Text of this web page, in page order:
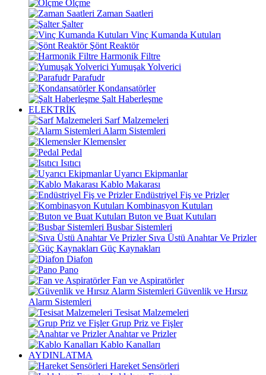
Ölçme
Zaman Saatleri
Şalter
Vinç Kumanda Kutuları
Şönt Reaktör
Harmonik Filtre
Yumuşak Yolverici
Parafudr
Kondansatörler
Şalt Haberleşme
ELEKTRİK
Sarf Malzemeleri
Alarm Sistemleri
Klemensler
Pedal
Isıtıcı
Uyarıcı Ekipmanlar
Kablo Makarası
Endüstriyel Fiş ve Prizler
Kombinasyon Kutuları
Buton ve Buat Kutuları
Busbar Sistemleri
Sıva Üstü Anahtar Ve Prizler
Güç Kaynakları
Diafon
Pano
Fan ve Aspiratörler
Güvenlik ve Hırsız
Alarm Sistemleri
Tesisat Malzemeleri
Grup Priz ve Fişler
Anahtar ve Prizler
Kablo Kanalları
AYDINLATMA
Hareket Sensörleri